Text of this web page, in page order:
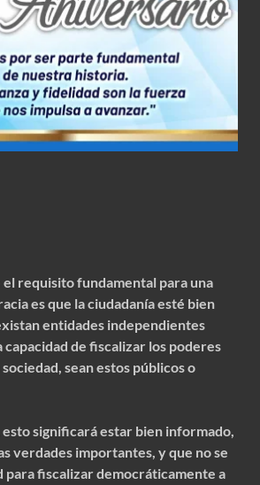
el requisito fundamental para una
es que la ciudadanía esté bien
entidades independientes
capacidad de fiscalizar los poderes
sean estos públicos o
esto significará estar bien informado,
verdades importantes, y que no se
para fiscalizar democráticamente a